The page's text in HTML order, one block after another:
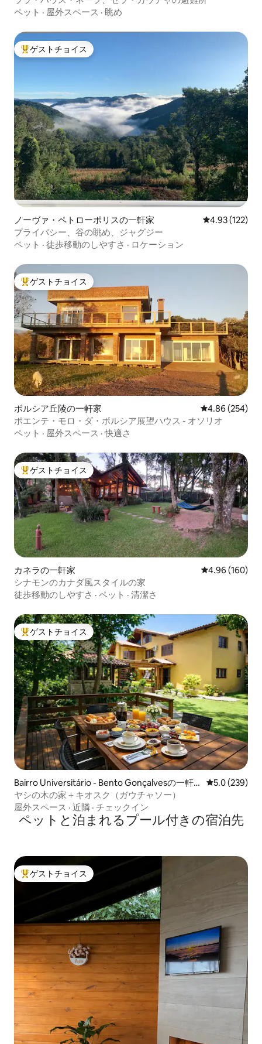
ペット · 屋外スペース · 眺め
大好評のゲストチョイスです。
ゲストチョイス
ノーヴァ・ペトローポリスの一軒家 レビュー122
4.93 (122)
プライバシー、谷の眺め、ジャグジー
ペット · 徒歩移動のしやすさ · ロケーション
大好評のゲストチョイスです。
ゲストチョイス
ボルシア丘陵の一軒家 レビュー254
4.86 (254)
ポエンテ・モロ・ダ・ボルシア展望ハウス - オソリオ
ペット · 屋外スペース ·快適さ
大好評のゲストチョイスです。
ゲストチョイス
カネラの一軒家 レビュー160
4.96 (160)
シナモンのカナダ風スタイルの家
徒歩移動のしやすさ · ペット · 清潔さ
大好評のゲストチョイスです。
ゲストチョイス
Bairro Universitário - Bento Gonçalvesの一軒
家
レビュー239
5.0 (239)
ヤシの木の家＋キオスク（ガウチャソー）
屋外スペース · 近隣 · チェックイン
ペットと泊まれるプール付きの宿泊先
大好評のゲストチョイスです。
ゲストチョイス